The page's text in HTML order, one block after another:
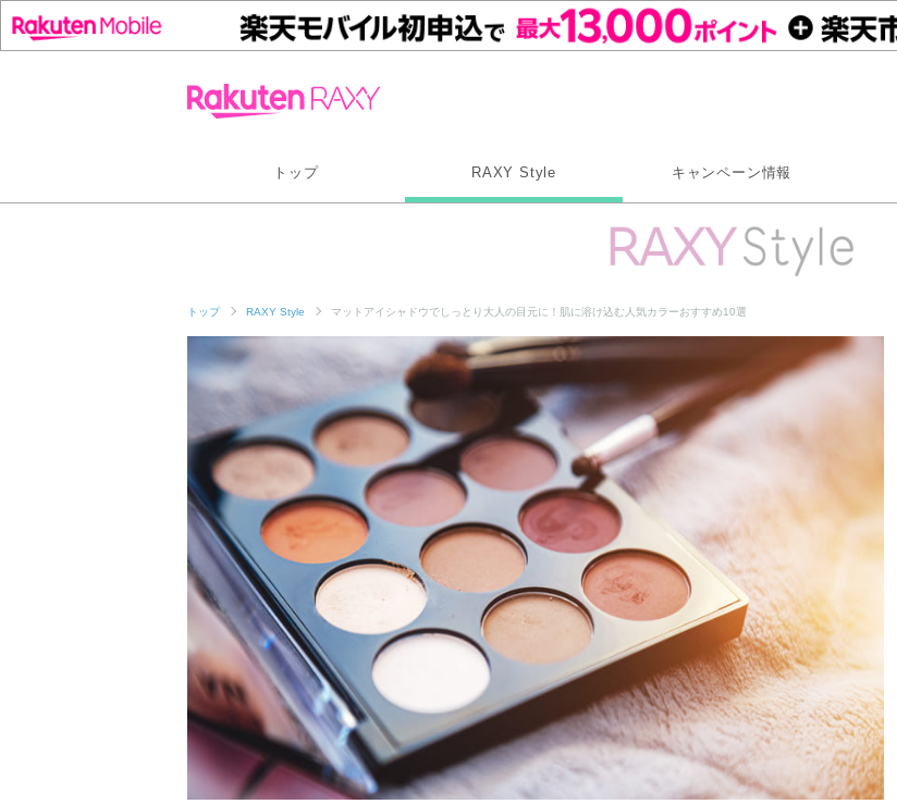
トップ RAXY Style キャンペーン情報
トップ RAXY Style マットアイシャドウでしっとり大人の目元に！肌に溶け込む人気カラーおすすめ10選